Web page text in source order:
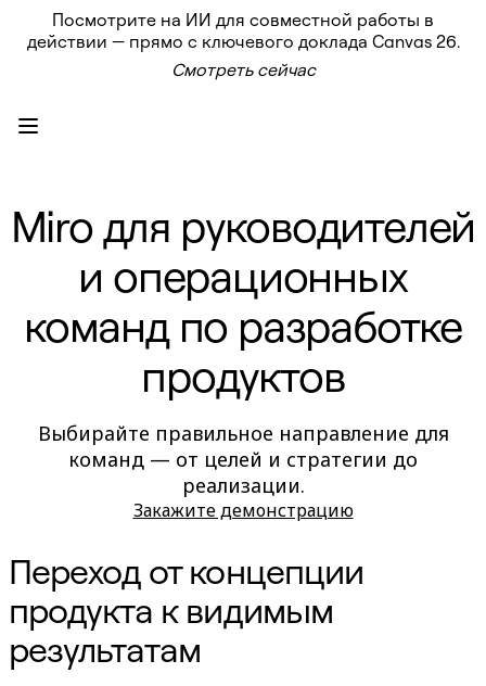
Продукт
Избранное
Intelligent Canvas™
Сервер MCP
Изучите руководства по ИИ
Сервер MCP
Планы проектов
Безопасность
Enterprise Guard
Платформа разработки
Загрузить приложения
Диаграммы
Канбан
Временные шкалы
TalkTrack
Таблицы
Кейсы
Изучите руководства по ИИ
Общее
Посмотрите на ИИ для совместной работы в
действии — прямо с ключевого доклада Canvas 26.
Смотреть сейчас
Miro для руководителей
и операционных
команд по разработке
продуктов
Выбирайте правильное направление для
команд — от целей и стратегии до
реализации.
Закажите демонстрацию
Переход от концепции
продукта к видимым
результатам